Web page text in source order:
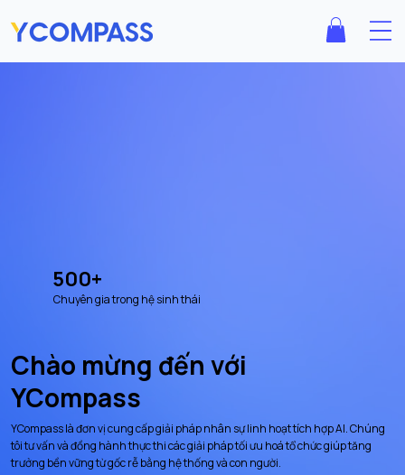
Chào mừng đến với
YCompass
YCompass là đơn vị cung cấp giải pháp nhân sự linh hoạt tích hợp AI. Chúng
tôi tư vấn và đồng hành thực thi các giải pháp tối ưu hoá tổ chức giúp tăng
trưởng bền vững từ gốc rễ bằng hệ thống và con người.
500+
Chuyên gia trong hệ sinh thái